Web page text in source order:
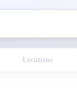
Locutions